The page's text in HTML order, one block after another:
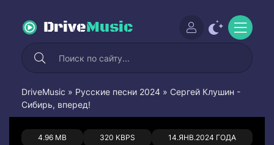
DriveMusic
DriveMusic » Русские песни 2024 » Сергей Клушин -
Сибирь, вперед!
4.96 MB 320 KBPS 14.ЯНВ.2024 ГОДА
0 0